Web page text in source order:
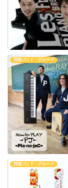
邦楽バンド・グループ
邦楽バンド・グループ